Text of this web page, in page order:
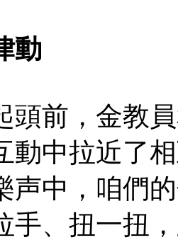
動
頭前，金教
動中拉近了
声中，咱們
手、扭一扭